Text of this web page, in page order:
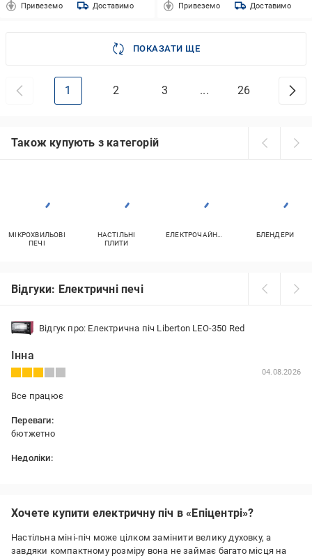
Привеземо Доставимо Привеземо Доставимо
ПОКАЗАТИ ЩЕ
1 2 3 ... 26
Також купують з категорій
МІКРОХВИЛЬОВІ
ПЕЧІ
НАСТІЛЬНІ
ПЛИТИ
БЛЕНДЕРИ
Відгуки: Електричні печі
Відгук про: Електрична піч Liberton LEO-350 Red
Інна
04.08.2026
Все працює
Переваги:
бютжетно
Недоліки:
Хочете купити електричну піч в «Епіцентрі»?
Настільна міні-піч може цілком замінити велику духовку, а
завдяки компактному розміру вона не займає багато місця на